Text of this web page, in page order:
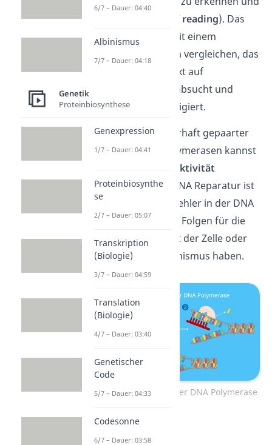
proof reading). Das
kannst du in etwa mit einem
Korrekturprogramm vergleichen, das
deinen getippten Text auf
Rechtschreibfehler absucht und
gegebenenfalls korrigiert.
Das Entfernen fehlerhaft gepaarter
Basen durch die Polymerasen kannst
Exonukleaseaktivität
bezeichnen. Diese DNA Reparatur ist
sehr wichtig, denn Fehler in der DNA
können gravierende Folgen für die
Funktionstüchtigkeit der Zelle oder
des gesamten Organismus haben.
Exonukleaseaktivität der DNA Polymerase
6/7 – Dauer: 04:40
Albinismus
7/7 – Dauer: 04:18
Genetik
Proteinbiosynthese
Genexpression
1/7 – Dauer: 04:41
Proteinbiosynthe
se
2/7 – Dauer: 05:07
Transkription
(Biologie)
3/7 – Dauer: 04:59
Translation
(Biologie)
4/7 – Dauer: 03:40
Genetischer
Code
5/7 – Dauer: 04:33
Codesonne
6/7 – Dauer: 03:58